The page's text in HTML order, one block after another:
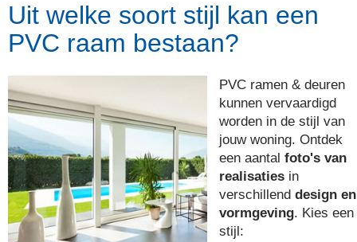
Uit welke soort stijl kan een
PVC raam bestaan?
PVC ramen & deuren
kunnen vervaardigd
worden in de stijl van
jouw woning. Ontdek
een aantal foto's van
realisaties in
verschillend design en
vormgeving. Kies een
stijl: